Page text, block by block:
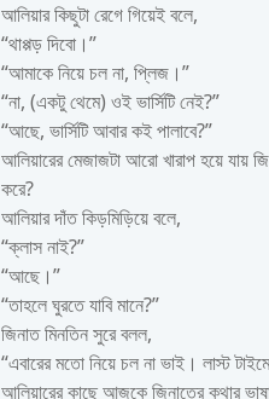
আলিয়ার কিছুটা রেগে গিয়েই বলে,
“থাপ্পড় দিবো।”
“আমাকে নিয়ে চল না, প্লিজ।”
“না, (একটু থেমে) ওই ভার্সিটি নেই?”
“আছে, ভার্সিটি আবার কই পালাবে?”
আলিয়ারের মেজাজটা আরো খারাপ হয়ে যায়
করে?
আলিয়ার দাঁত কিড়মিড়িয়ে বলে,
“ক্লাস নাই?”
“আছে।”
“তাহলে ঘুরতে যাবি মানে?”
জিনাত মিনতিন সুরে বলল,
“এবারের মতো নিয়ে চল না ভাই। লাস্ট
আলিয়ারের কাছে আজকে জিনাতের কথার